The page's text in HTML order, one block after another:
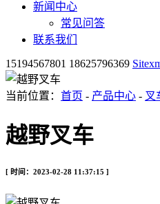
新闻中心
常见问答
联系我们
15194567801 18625796369
当前位置： 首页 - 产品中心 - 叉
越野叉车
[ 时间：2023-02-28 11:37:15 ]